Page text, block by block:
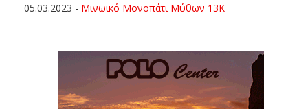
05.03.2023 - Μινωικό Μονοπάτι Μύθων 13Κ